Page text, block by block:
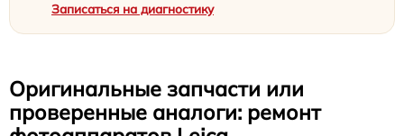
Записаться на диагностику
Оригинальные запчасти или
проверенные аналоги: ремонт